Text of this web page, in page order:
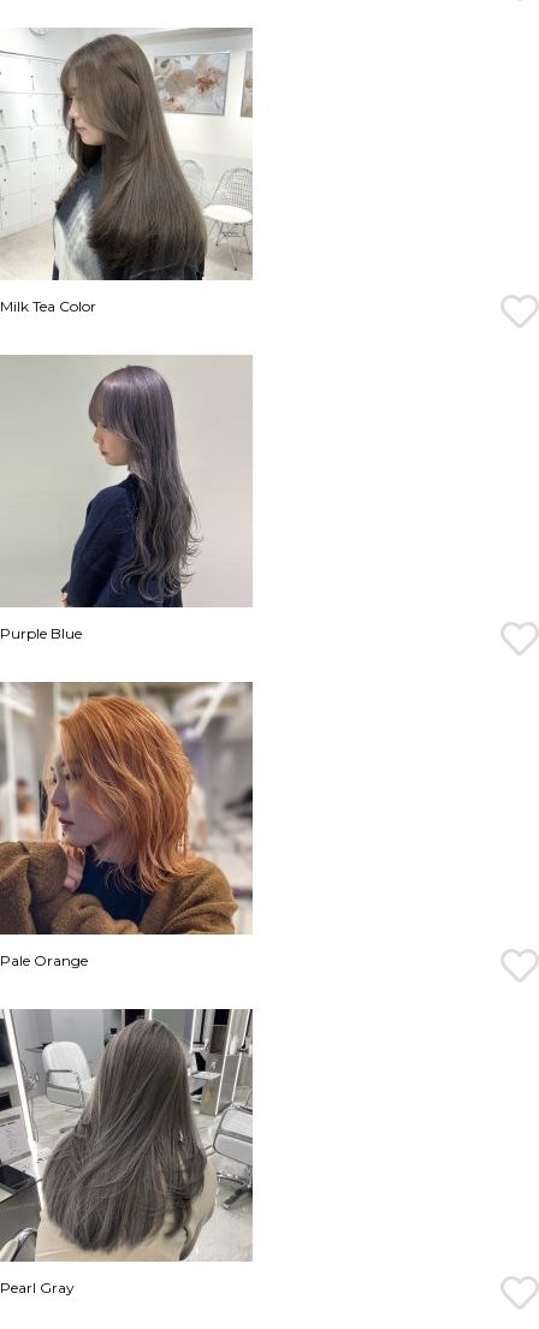
Milk Tea Color
Purple Blue
Pale Orange
Pearl Gray